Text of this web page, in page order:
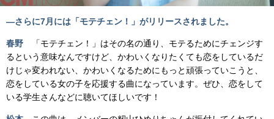
―さらに7月には「モテチェン！」がリリースされました。
春野 「モテチェン！」はその名の通り、モテるためにチェンジす
るという意味なんですけど、かわいくなりたくても恋をしているだ
けじゃ変われない、かわいくなるためにもっと頑張っていこうと、
恋をしている女の子を応援する曲になっています。ぜひ、恋をして
いる学生さんなどに聴いてほしいです！